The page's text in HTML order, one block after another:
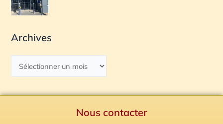
Archives
Nous contacter